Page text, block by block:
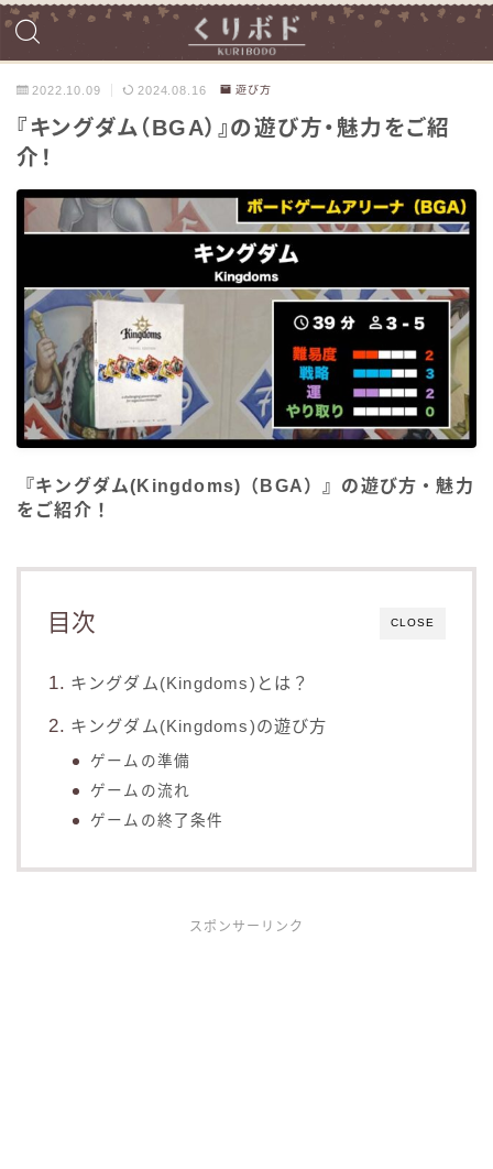
2022.10.09 2024.08.16 遊び方
『キングダム（BGA）』の遊び方・魅力をご紹
介！
『キングダム(Kingdoms)（BGA）』の遊び方・魅力
をご紹介！
CLOSE
目次
キングダム(Kingdoms)とは？
キングダム(Kingdoms)の遊び方
ゲームの準備
ゲームの流れ
ゲームの終了条件
スポンサーリンク